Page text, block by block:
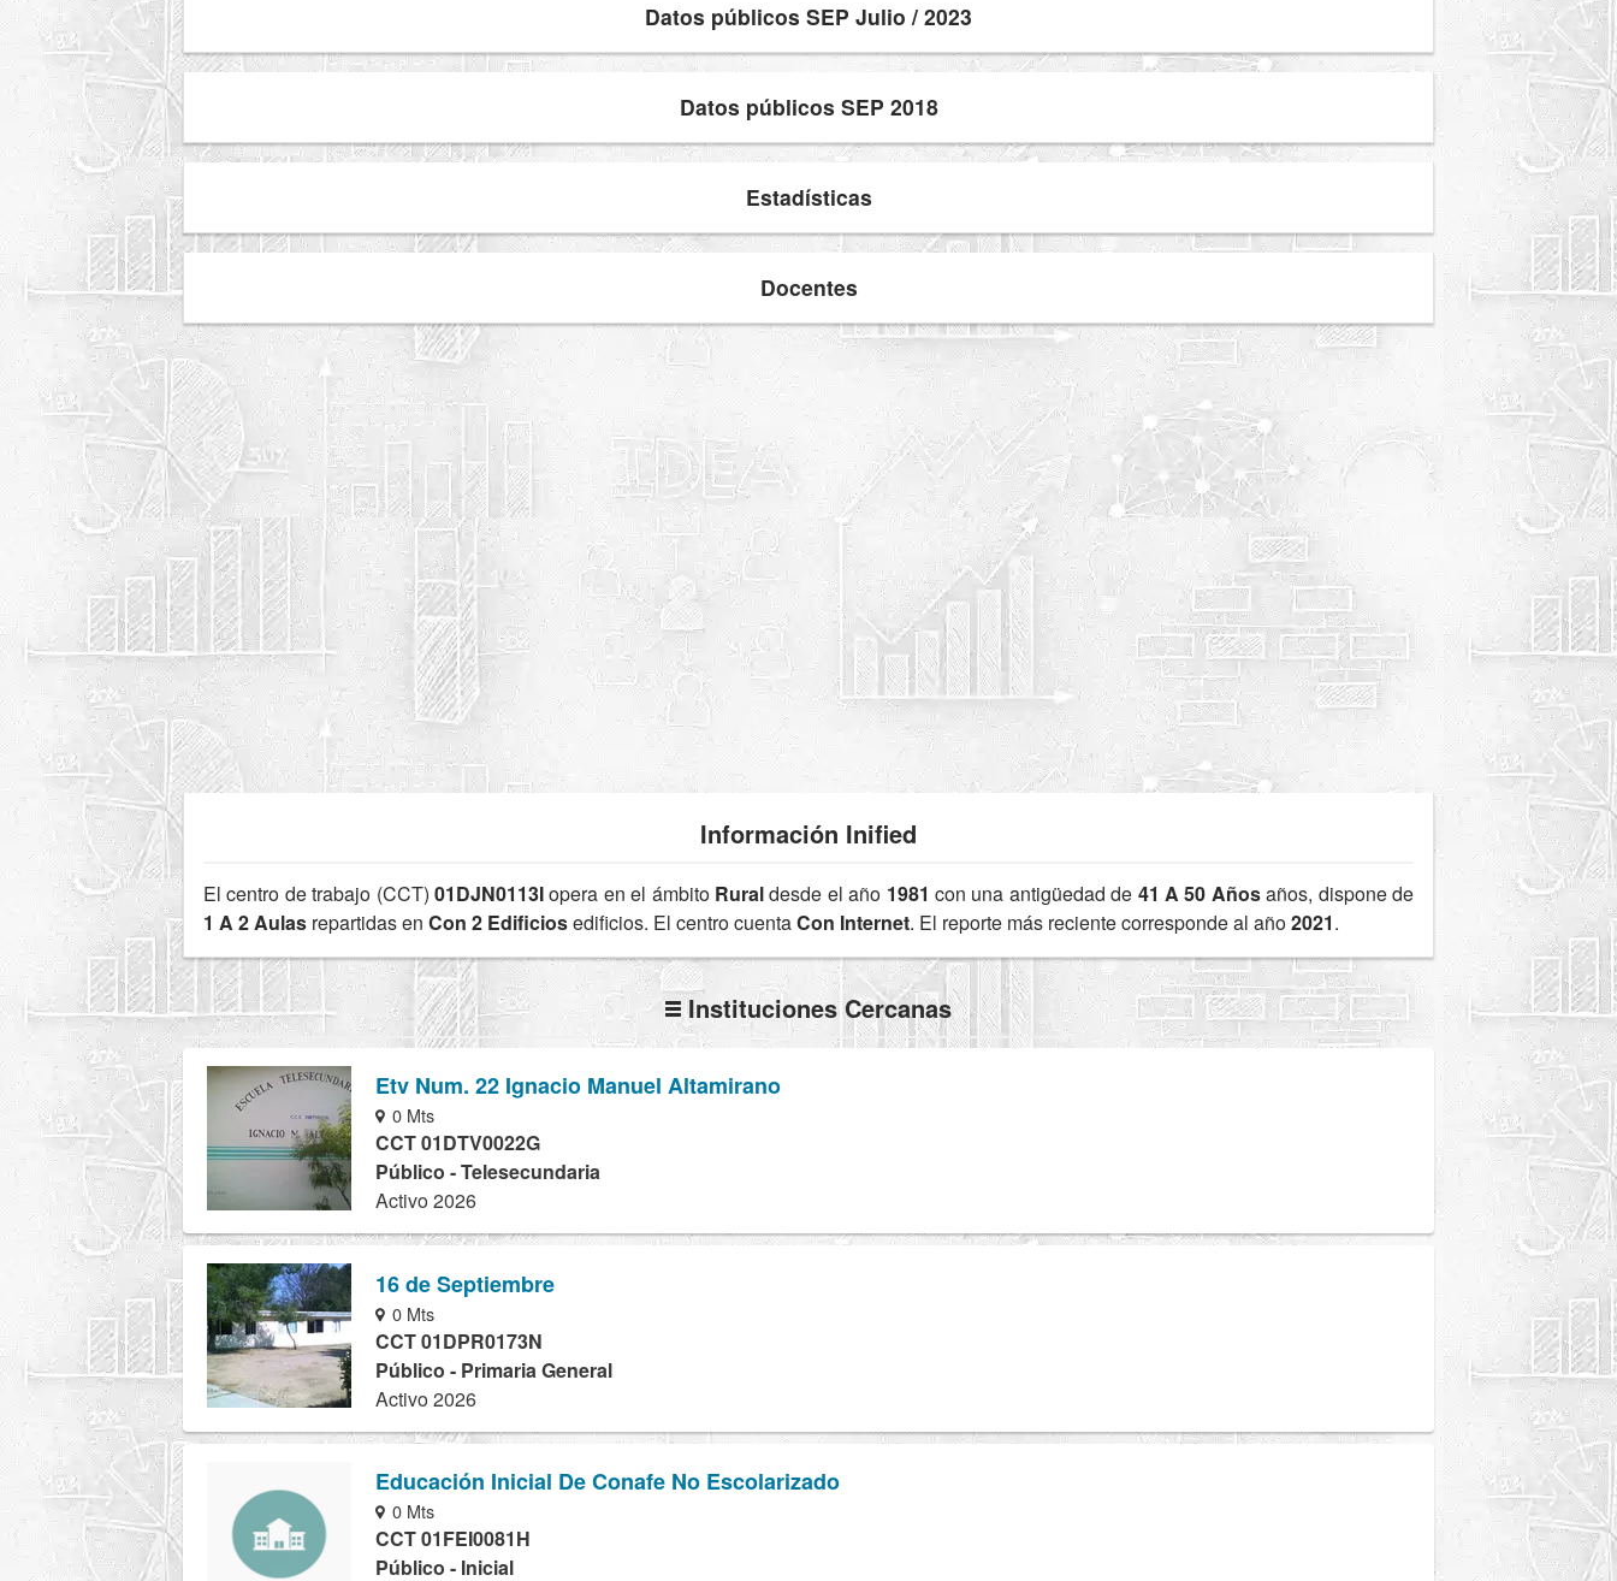
Datos públicos SEP Julio / 2023
Datos públicos SEP 2018
Estadísticas
Docentes
Información Inified
El centro de trabajo (CCT) 01DJN0113Iopera en el ámbito Ruraldesde el año 1981 con una antigüedad de 41 A 50 Añosaños, dispone de
1 A 2 Aulas repartidas en Con 2 Edificiosedificios. El centro cuentaCon Internet. El reporte más reciente corresponde al año2021.
Instituciones Cercanas
Etv Num. 22 Ignacio Manuel Altamirano
0 Mts
CCT 01DTV0022G
Público - Telesecundaria
Activo 2026
16 de Septiembre
0 Mts
CCT 01DPR0173N
Público - Primaria General
Activo 2026
Educación Inicial De Conafe No Escolarizado
0 Mts
CCT 01FEI0081H
Público - Inicial